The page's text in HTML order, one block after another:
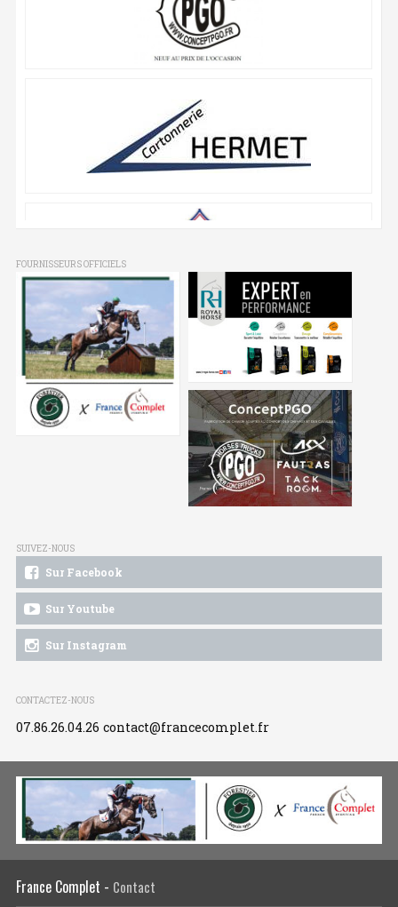
FOURNISSEURS OFFICIELS
SUIVEZ-NOUS
Sur Facebook
Sur Youtube
Sur Instagram
CONTACTEZ-NOUS
07.86.26.04.26 contact@francecomplet.fr
France Complet - Contact